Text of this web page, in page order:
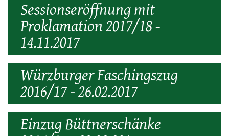
Sessionseröffnung mit
Proklamation 2017/18 -
14.11.2017
Würzburger Faschingszug
2016/17 - 26.02.2017
Einzug Büttnerschänke